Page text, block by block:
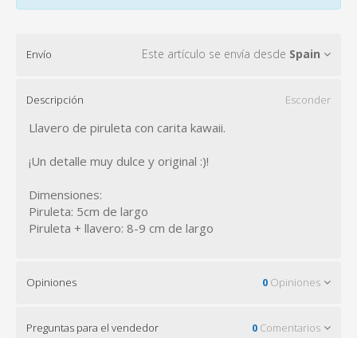
Envío Este artículo se envía desde Spain
Descripción Esconder
Llavero de piruleta con carita kawaii.
¡Un detalle muy dulce y original :)!
Dimensiones:
Piruleta: 5cm de largo
Piruleta + llavero: 8-9 cm de largo
Opiniones 0 Opiniones
Preguntas para el vendedor 0 Comentarios